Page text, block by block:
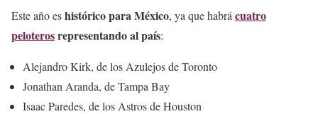
Este año eshistórico para México, ya que habrá cuatro
peloterosrepresentando al país:
Alejandro Kirk, de los Azulejos de Toronto
Jonathan Aranda, de Tampa Bay
Isaac Paredes, de los Astros de Houston